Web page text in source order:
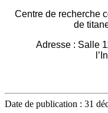
Centre de recherche
de
Adresse : Salle
Date de publication : 31